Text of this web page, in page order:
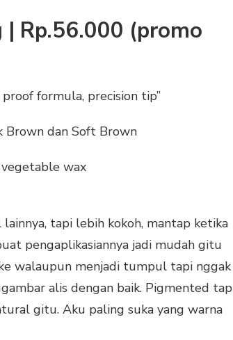
Rp.56.000 (promo
formula, precision tip”
Brown dan Soft Brown
wax
tapi lebih kokoh, mantap ketika
pengaplikasiannya jadi mudah gitu
walaupun menjadi tumpul tapi nggak
alis dengan baik. Pigmented
gitu. Aku paling suka yang warna